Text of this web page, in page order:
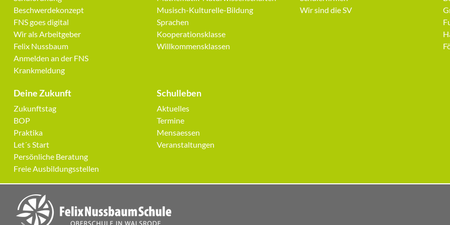
Beschwerdekonzept
FNS goes digital
Wir als Arbeitgeber
Felix Nussbaum
Anmelden an der FNS
Krankmeldung
Musisch-Kulturelle-Bildung
Sprachen
Kooperationsklasse
Willkommensklassen
Wir sind die SV
Deine Zukunft
Navigation
überspringen
Zukunftstag
BOP
Praktika
Let´s Start
Persönliche Beratung
Freie Ausbildungsstellen
Schulleben
Navigation
überspringen
Aktuelles
Termine
Mensaessen
Veranstaltungen